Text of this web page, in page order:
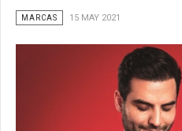
MARCAS 15 MAY 2021